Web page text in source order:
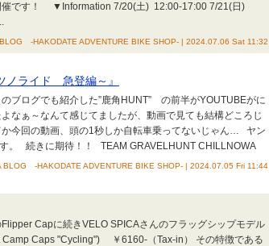
催です！ ▼Information 7/20(土) 12:00-17:00 7/21(日)
-HAKODATE ADVENTURE BIKE SHOP- | 2024.07.06 Sat 11:32
ノライド 急登編～』
ブログでも紹介した”鹿角HUNT” の前半がYOUTUBEがに
ぁ～なんて感じてましたが、動画で見ても結構どころじ
今回の動画、頭の1秒しか自転車乗ってないじゃん… ヤン
。 続きに期待！！ TEAM GRAVELHUNT CHILLNOWA
BLOG -HAKODATE ADVENTURE BIKE SHOP- | 2024.07.05 Fri 11:44
Capに続きVELO SPICAさんのフラッグシップモデル
Caps "Cycling") ￥6160-（Tax-in） その特徴である